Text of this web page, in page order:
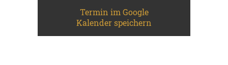
Termin im Google
Kalender speichern